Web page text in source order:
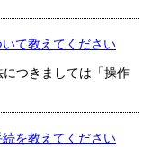
て教えてください
つきましては「操作
を教えてください